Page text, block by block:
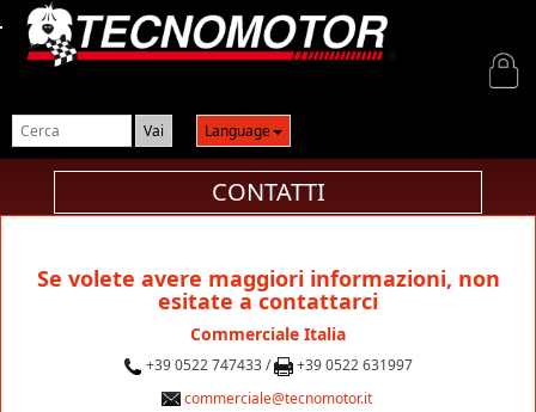
Language
Login
CONTATTI
Se volete avere maggiori informazioni, non
esitate a contattarci
Commerciale Italia
+39 0522 747433 /
+39 0522 631997
commerciale@tecnomotor.it